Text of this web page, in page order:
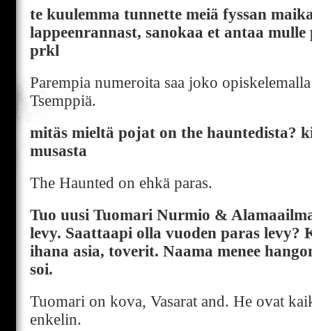
te kuulemma tunnette meiä fyssan
lappeenrannast, sanokaa et antaa
prkl
Parempia numeroita saa joko
Tsemppiä.
mitäs mieltä pojat on the hauntedista?
musasta
The Haunted on ehkä paras.
Tuo uusi Tuomari Nurmio &
levy. Saattaapi olla vuoden paras levy?
ihana asia, toverit. Naama menee
soi.
Tuomari on kova, Vasarat and. He ovat
enkelin.